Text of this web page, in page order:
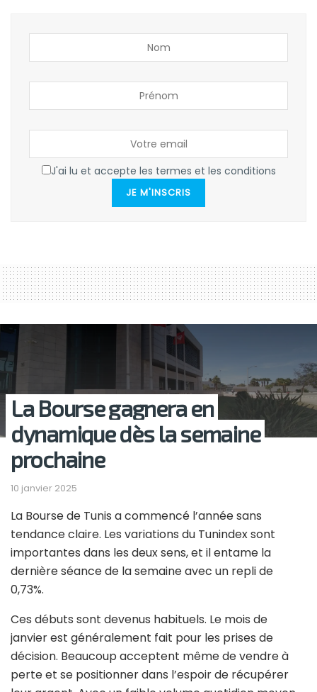
J'ai lu et accepte les termes et les conditions
JE M'INSCRIS
La Bourse gagnera en
dynamique dès la semaine
prochaine
10 janvier 2025
La Bourse de Tunis a commencé l’année sans
tendance claire. Les variations du Tunindex sont
importantes dans les deux sens, et il entame la
dernière séance de la semaine avec un repli de
0,73%.
Ces débuts sont devenus habituels. Le mois de
janvier est généralement fait pour les prises de
décision. Beaucoup acceptent même de vendre à
perte et se positionner dans l’espoir de récupérer